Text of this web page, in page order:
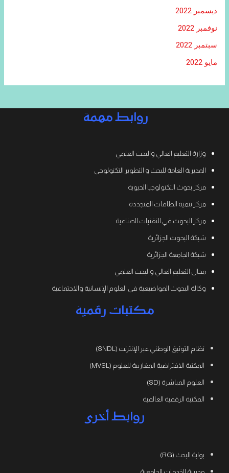
ديسمبر 2022
نوفمبر 2022
سبتمبر 2022
مايو 2022
روابط مهمة
وزارة التعليم العالي والبحث العلمي
المديرية العامة للبحث و التطوير التكنولوجي
مركز بحوث التكنولوجيا الحيوية
مركز تنمية الطاقات المتجددة
مركز البحوث في التقنيات الصناعية
شبكة البحوث الجزائرية
شبكة الجامعة الجزائرية
مجال التعليم العالي والبحث العلمي
وكالة البحوث المواضيعية في العلوم الإنسانية والاجتماعية
مكتبات رقمية
نظام التوثيق الوطني عبر الإنترنت (SNDL)
المكتبة الافتراضية المغاربية للعلوم (MVSL)
العلوم المباشرة (SD)
المكتبة الرقمية العالمية
روابط أخرى
بوابة البحث (RG)